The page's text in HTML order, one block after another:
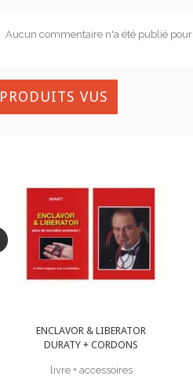
Aucun commentaire n'a été publié
PRODUITS VUS
ENCLAVOR & LIBERATOR
DURATY + CORDONS
livre + accessoires